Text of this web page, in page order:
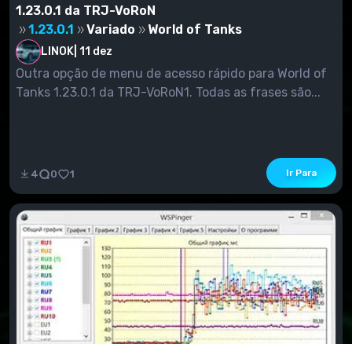
1.23.0.1 da TRJ-VoRoN
1.23.0.1
Variado World of Tanks
LINOK 11 dez
Outra opção de menu de acesso rápido para World of
Tanks 1.23.0.1 da TRJ-VoRoN1. Todas as frases são...
4 0 1 Ir Para